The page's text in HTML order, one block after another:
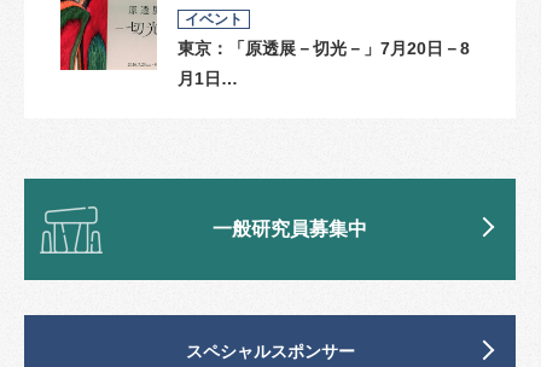
イベント
東京：「原透展－切光－」7月20日－8
月1日…
一般研究員募集中
スペシャルスポンサー